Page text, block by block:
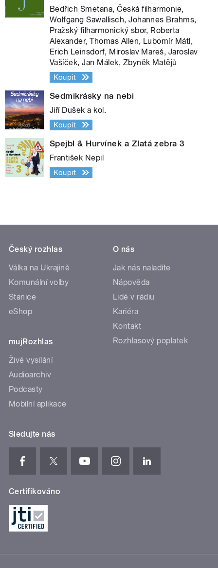
Bedřich Smetana, Česká filharmonie,
Wolfgang Sawallisch, Johannes Brahms,
Pražský filharmonický sbor, Roberta
Alexander, Thomas Allen, Lubomír Mátl,
Erich Leinsdorf, Miroslav Mareš, Jaroslav
Vašíček, Jan Málek, Zbyněk Matějů
Koupit
Sedmikrásky na nebi
Jiří Dušek a kol.
Koupit
Spejbl & Hurvínek a Zlatá zebra 3
František Nepil
Koupit
Český rozhlas
Válka na Ukrajině
Komunální volby
Stanice
eShop
mujRozhlas
Živé vysílání
Audioarchiv
Podcasty
Mobilní aplikace
O nás
Jak nás naladíte
Nápověda
Lidé v rádiu
Kariéra
Kontakt
Rozhlasový poplatek
Sledujte nás
Certifikováno